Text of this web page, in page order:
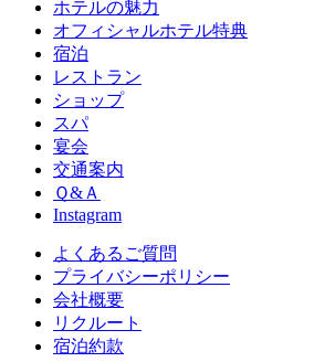
ホテルの魅力
オフィシャルホテル特典
宿泊
レストラン
ショップ
スパ
宴会
交通案内
Ｑ&Ａ
Instagram
よくあるご質問
プライバシーポリシー
会社概要
リクルート
宿泊約款